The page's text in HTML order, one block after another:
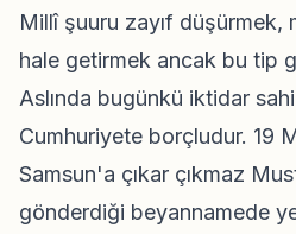
Millî şuuru zayıf düşürmek,
hale getirmek ancak bu tip
Aslında bugünkü iktidar
Cumhuriyete borçludur. 19
Samsun'a çıkar çıkmaz
gönderdiği beyannamede